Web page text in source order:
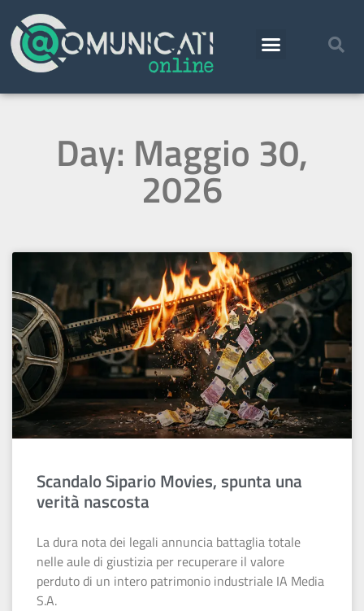
Day: Maggio 30,
2026
Scandalo Sipario Movies, spunta una
verità nascosta
La dura nota dei legali annuncia battaglia totale
nelle aule di giustizia per recuperare il valore
perduto di un intero patrimonio industriale IA Media
S.A.